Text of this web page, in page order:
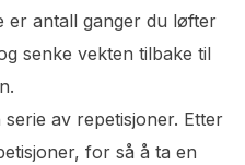
er antall ganger du løfter
senke vekten tilbake til
av repetisjoner. Etter
for så å ta en